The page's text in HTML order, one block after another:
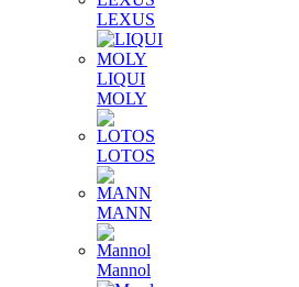
LEXUS
LIQUI
MOLY
LOTOS
MANN
Mannol